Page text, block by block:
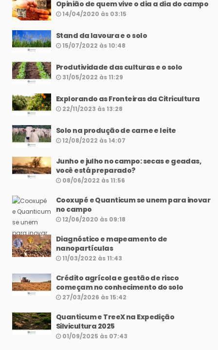
Opinião de quem vive o dia a dia do campo
14/04/2020 às 03:15
Stand da lavoura e o solo
15/07/2022 às 10:48
Produtividade das culturas e o solo
31/05/2022 às 11:29
Explorando as Fronteiras da Citricultura
22/11/2023 às 13:28
Solo na produção de carne e leite
12/08/2022 às 14:07
Junho e julho no campo: secas e geadas,
você está preparado?
08/06/2022 às 11:56
Cooxupé e Quanticum se unem para inovar
no campo
12/06/2020 às 09:18
Diagnóstico e mapeamento de
nanopartículas
11/03/2022 às 11:43
Crédito agrícola e gestão de risco
começam no conhecimento do solo
27/03/2026 às 15:42
Quanticum e TreeX na Expedição
Silvicultura 2025
01/09/2025 às 07:43